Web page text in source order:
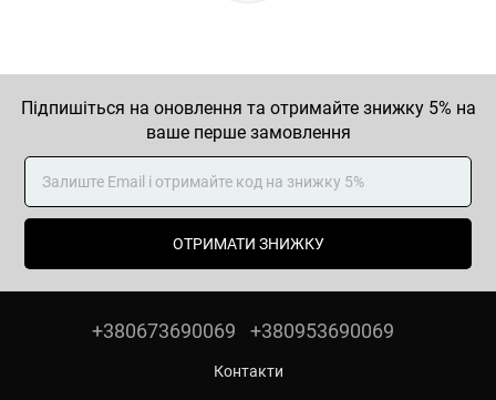
Підпишіться на оновлення та отримайте знижку 5% на
ваше перше замовлення
ОТРИМАТИ ЗНИЖКУ
+380673690069 +380953690069
Контакти